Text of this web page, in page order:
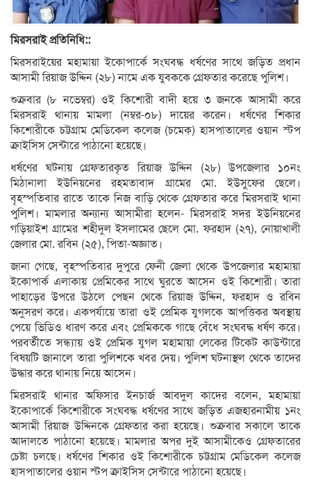
মিরসরাই প্রতিনিধি::
মিরসরাইয়ের মহামায়া ইকোপার্কে সংঘবদ্ধ ধর্ষণের সাথে জড়িত প্রধান
আসামী রিয়াজ উদ্দিন (২৮) নামে এক যুবককে গ্রেফতার করেছে পুলিশ।
শুক্রবার (৮ নভেম্বর) ওই কিশোরী বাদী হয়ে ৩ জনকে আসামী করে
মিরসরাই থানায় মামলা (নম্বর-০৮) দায়ের করেন। ধর্ষণের শিকার
কিশোরীকে চট্টগ্রাম মেডিকেল কলেজ (চমেক) হাসপাতালের ওয়ান স্টপ
ক্রাইসিস সেন্টারে পাঠানো হয়েছে।
ধর্ষণের ঘটনায় গ্রেফতারকৃত রিয়াজ উদ্দিন (২৮) উপজেলার ১০নং
মিঠানালা ইউনিয়নের রহমতাবাদ গ্রামের মো. ইউসুফের ছেলে।
বৃহস্পতিবার রাতে তাকে নিজ বাড়ি থেকে গ্রেফতার করে মিরসরাই থানা
পুলিশ। মামলার অন্যান্য আসামীরা হলেন- মিরসরাই সদর ইউনিয়নের
গড়িয়াইশ গ্রামের শহীদুল ইসলামের ছেলে মো. ফরহাদ (২৭), নোয়াখালী
জেলার মো. রবিন (২৫), পিতা-অজ্ঞাত।
জানা গেছে, বৃহস্পতিবার দুপুরে ফেনী জেলা থেকে উপজেলার মহামায়া
ইকোপার্ক এলাকায় প্রেমিকের সাথে ঘুরতে আসেন ওই কিশোরী। তারা
পাহাড়ের উপরে উঠলে পেছন থেকে রিয়াজ উদ্দিন, ফরহাদ ও রবিন
অনুসরণ করে। একপর্যায়ে তারা ওই প্রেমিক যুগলকে আপত্তিকর অবস্থায়
পেয়ে ভিডিও ধারণ করে এবং প্রেমিককে গাছে বেঁধে সংঘবদ্ধ ধর্ষণ করে।
পরবর্তীতে সন্ধ্যায় ওই প্রেমিক যুগল মহামায়া লেকের টিকেট কাউন্টারে
বিষয়টি জানালে তারা পুলিশকে খবর দেয়। পুলিশ ঘটনাস্থল থেকে তাদের
উদ্ধার করে থানায় নিয়ে আসেন।
মিরসরাই থানার অফিসার ইনচার্জ আবদুল কাদের বলেন, মহামায়া
ইকোপার্কে কিশোরীকে সংঘবদ্ধ ধর্ষণের সাথে জড়িত এজহারনামীয় ১নং
আসামী রিয়াজ উদ্দিনকে গ্রেফতার করা হয়েছে। শুক্রবার সকালে তাকে
আদালতে পাঠানো হয়েছে। মামলার অপর দুই আসামীকেও গ্রেফতারের
চেষ্টা চলছে। ধর্ষণের শিকার ওই কিশোরীকে চট্টগ্রাম মেডিকেল কলেজ
হাসপাতালের ওয়ান স্টপ ক্রাইসিস সেন্টারে পাঠানো হয়েছে।